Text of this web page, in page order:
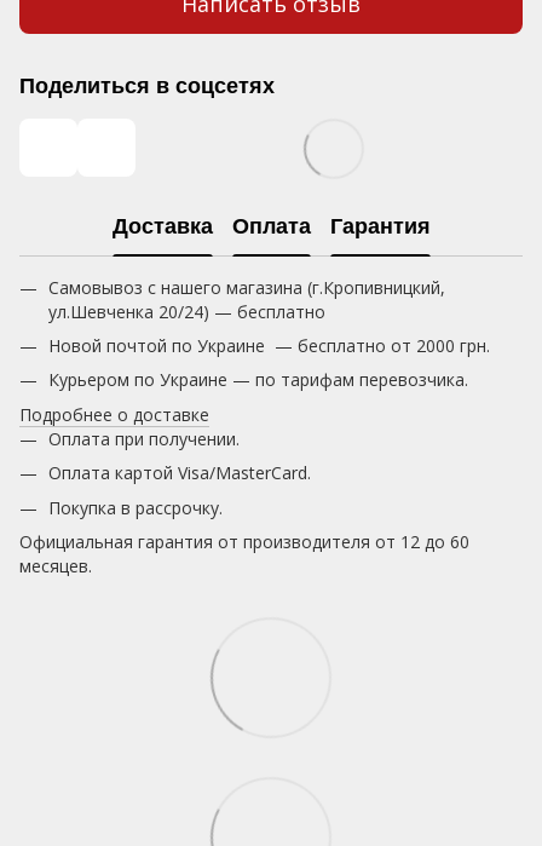
Поделиться в соцсетях
Доставка Оплата Гарантия
Самовывоз с нашего магазина (г.Кропивницкий,
ул.Шевченка 20/24) — бесплатно
Новой почтой по Украине — бесплатно от 2000 грн.
Курьером по Украине — по тарифам перевозчика.
Подробнее о доставке
Оплата при получении.
Оплата картой Visa/MasterCard.
Покупка в рассрочку.
Официальная гарантия от производителя от 12 до 60
месяцев.